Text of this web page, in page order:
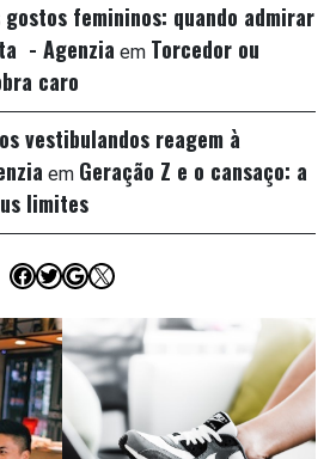
femininos: quando admirar
- Agenzia em Torcedor ou
caro
vestibulandos reagem à
em Geração Z e o cansaço: a
limites
Facebook
Twitter
Google
X